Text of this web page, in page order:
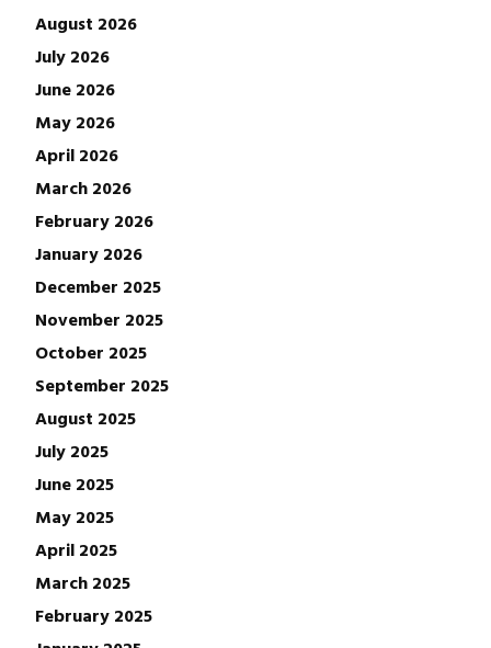
August 2026
July 2026
June 2026
May 2026
April 2026
March 2026
February 2026
January 2026
December 2025
November 2025
October 2025
September 2025
August 2025
July 2025
June 2025
May 2025
April 2025
March 2025
February 2025